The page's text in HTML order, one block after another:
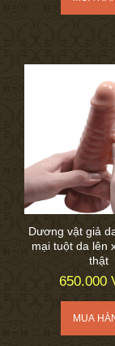
Dương vật giả
mại tuột da lên
thật
650.000